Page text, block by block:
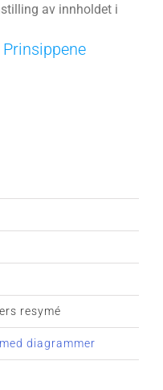
av innholdet i
resymé
diagrammer